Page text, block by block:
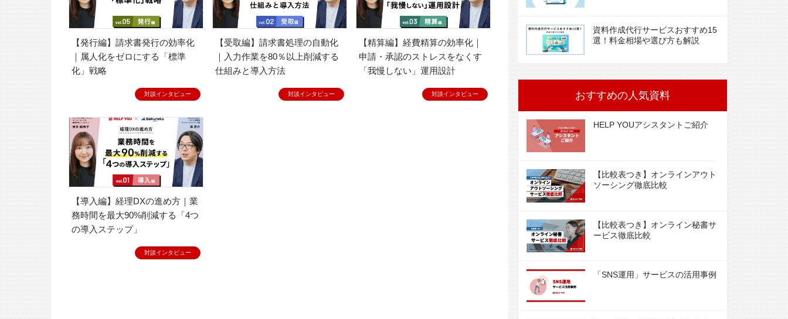
【発行編】請求書発行の効率化
｜属人化をゼロにする「標準
化」戦略
対談インタビュー
【受取編】請求書処理の自動化
｜入力作業を80％以上削減する
仕組みと導入方法
対談インタビュー
【精算編】経費精算の効率化｜
申請・承認のストレスをなくす
「我慢しない」運用設計
対談インタビュー
【導入編】経理DXの進め方｜業
務時間を最大90%削減する「4つ
の導入ステップ」
対談インタビュー
資料作成代行サービスおすすめ15
選！料金相場や選び方も解説
おすすめの人気資料
HELP YOUアシスタントご紹介
【比較表つき】オンラインアウト
ソーシング徹底比較
【比較表つき】オンライン秘書サ
ービス徹底比較
「SNS運用」サービスの活用事例